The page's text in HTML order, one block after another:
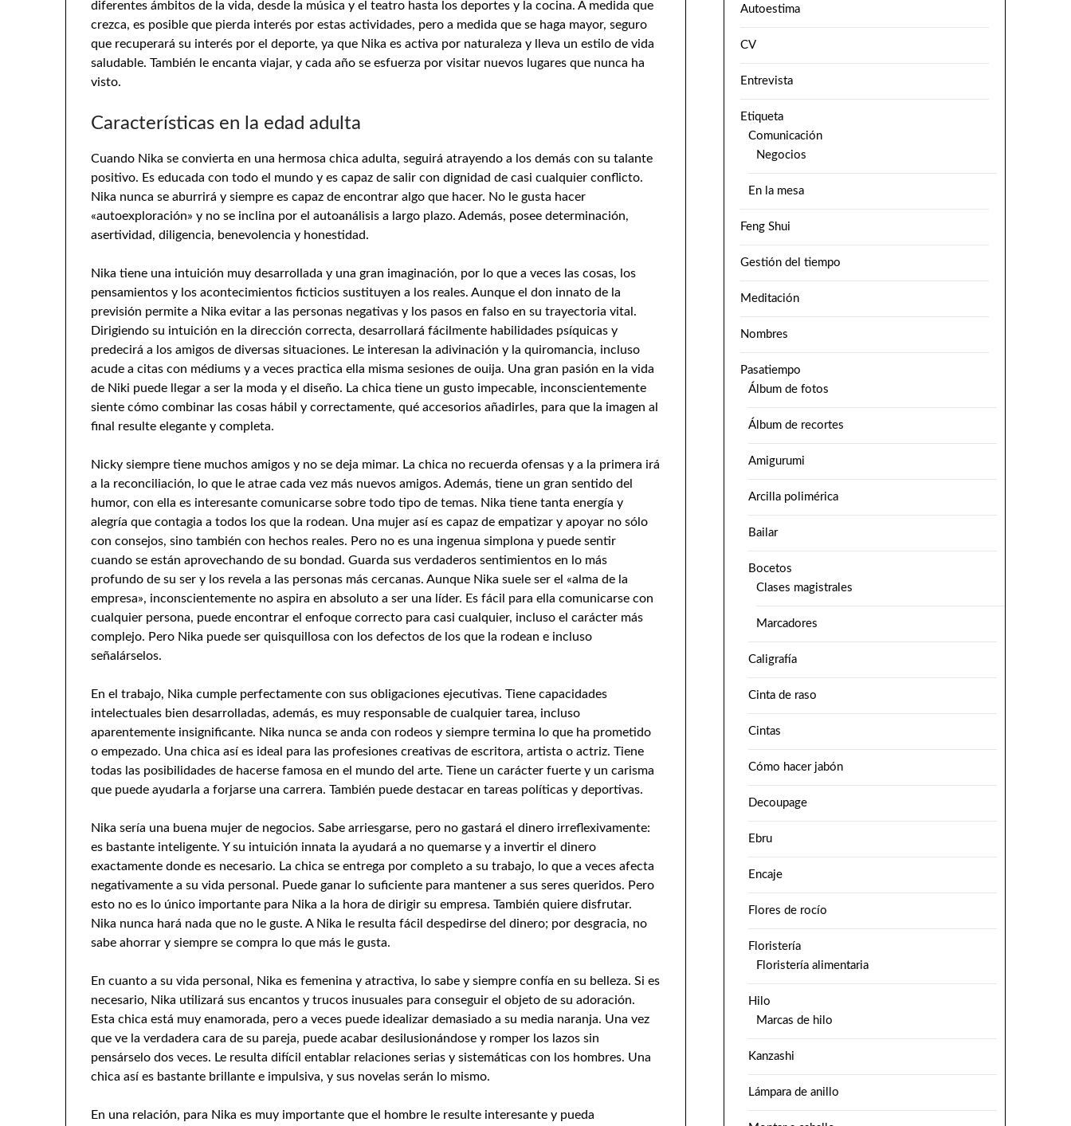
diferentes ámbitos de la vida, desde la música y el teatro hasta los deportes y la cocina. A medida que
crezca, es posible que pierda interés por estas actividades, pero a medida que se haga mayor, seguro
que recuperará su interés por el deporte, ya que Nika es activa por naturaleza y lleva un estilo de vida
saludable. También le encanta viajar, y cada año se esfuerza por visitar nuevos lugares que nunca ha
visto.
Características en la edad adulta
Cuando Nika se convierta en una hermosa chica adulta, seguirá atrayendo a los demás con su talante
positivo. Es educada con todo el mundo y es capaz de salir con dignidad de casi cualquier conflicto.
Nika nunca se aburrirá y siempre es capaz de encontrar algo que hacer. No le gusta hacer
«autoexploración» y no se inclina por el autoanálisis a largo plazo. Además, posee determinación,
asertividad, diligencia, benevolencia y honestidad.
Nika tiene una intuición muy desarrollada y una gran imaginación, por lo que a veces las cosas, los
pensamientos y los acontecimientos ficticios sustituyen a los reales. Aunque el don innato de la
previsión permite a Nika evitar a las personas negativas y los pasos en falso en su trayectoria vital.
Dirigiendo su intuición en la dirección correcta, desarrollará fácilmente habilidades psíquicas y
predecirá a los amigos de diversas situaciones. Le interesan la adivinación y la quiromancia, incluso
acude a citas con médiums y a veces practica ella misma sesiones de ouija. Una gran pasión en la vida
de Niki puede llegar a ser la moda y el diseño. La chica tiene un gusto impecable, inconscientemente
siente cómo combinar las cosas hábil y correctamente, qué accesorios añadirles, para que la imagen al
final resulte elegante y completa.
Nicky siempre tiene muchos amigos y no se deja mimar. La chica no recuerda ofensas y a la primera irá
a la reconciliación, lo que le atrae cada vez más nuevos amigos. Además, tiene un gran sentido del
humor, con ella es interesante comunicarse sobre todo tipo de temas. Nika tiene tanta energía y
alegría que contagia a todos los que la rodean. Una mujer así es capaz de empatizar y apoyar no sólo
con consejos, sino también con hechos reales. Pero no es una ingenua simplona y puede sentir
cuando se están aprovechando de su bondad. Guarda sus verdaderos sentimientos en lo más
profundo de su ser y los revela a las personas más cercanas. Aunque Nika suele ser el «alma de la
empresa», inconscientemente no aspira en absoluto a ser una líder. Es fácil para ella comunicarse con
cualquier persona, puede encontrar el enfoque correcto para casi cualquier, incluso el carácter más
complejo. Pero Nika puede ser quisquillosa con los defectos de los que la rodean e incluso
señalárselos.
En el trabajo, Nika cumple perfectamente con sus obligaciones ejecutivas. Tiene capacidades
intelectuales bien desarrolladas, además, es muy responsable de cualquier tarea, incluso
aparentemente insignificante. Nika nunca se anda con rodeos y siempre termina lo que ha prometido
o empezado. Una chica así es ideal para las profesiones creativas de escritora, artista o actriz. Tiene
todas las posibilidades de hacerse famosa en el mundo del arte. Tiene un carácter fuerte y un carisma
que puede ayudarla a forjarse una carrera. También puede destacar en tareas políticas y deportivas.
Nika sería una buena mujer de negocios. Sabe arriesgarse, pero no gastará el dinero irreflexivamente:
es bastante inteligente. Y su intuición innata la ayudará a no quemarse y a invertir el dinero
exactamente donde es necesario. La chica se entrega por completo a su trabajo, lo que a veces afecta
negativamente a su vida personal. Puede ganar lo suficiente para mantener a sus seres queridos. Pero
esto no es lo único importante para Nika a la hora de dirigir su empresa. También quiere disfrutar.
Nika nunca hará nada que no le guste. A Nika le resulta fácil despedirse del dinero; por desgracia, no
sabe ahorrar y siempre se compra lo que más le gusta.
En cuanto a su vida personal, Nika es femenina y atractiva, lo sabe y siempre confía en su belleza. Si es
necesario, Nika utilizará sus encantos y trucos inusuales para conseguir el objeto de su adoración.
Esta chica está muy enamorada, pero a veces puede idealizar demasiado a su media naranja. Una vez
que ve la verdadera cara de su pareja, puede acabar desilusionándose y romper los lazos sin
pensárselo dos veces. Le resulta difícil entablar relaciones serias y sistemáticas con los hombres. Una
chica así es bastante brillante e impulsiva, y sus novelas serán lo mismo.
En una relación, para Nika es muy importante que el hombre le resulte interesante y pueda
Autoestima
CV
Entrevista
Etiqueta
Comunicación
Negocios
En la mesa
Feng Shui
Gestión del tiempo
Meditación
Nombres
Pasatiempo
Álbum de fotos
Álbum de recortes
Amigurumi
Arcilla polimérica
Bailar
Bocetos
Clases magistrales
Marcadores
Caligrafía
Cinta de raso
Cintas
Cómo hacer jabón
Decoupage
Ebru
Encaje
Flores de rocío
Floristería
Floristería alimentaria
Hilo
Marcas de hilo
Kanzashi
Lámpara de anillo